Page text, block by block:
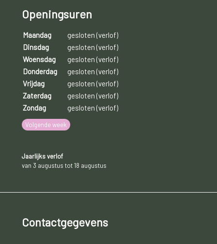
Openingsuren
Maandag
gesloten (verlof)
Dinsdag
gesloten (verlof)
Woensdag
gesloten (verlof)
Donderdag
gesloten (verlof)
Vrijdag
gesloten (verlof)
Zaterdag
gesloten (verlof)
Zondag
gesloten (verlof)
Volgende week
Jaarlijks verlof
van 3 augustus tot 18 augustus
Contactgegevens